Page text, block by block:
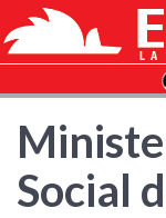
Social